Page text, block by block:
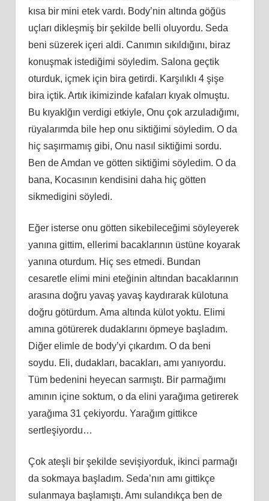
kısa bir mini etek vardı. Body’nin altında göğüs
uçları dikleşmiş bir şekilde belli oluyordu. Seda
beni süzerek içeri aldi. Canımın sıkıldığını, biraz
konuşmak istediğimi söyledim. Salona geçtik
oturduk, içmek için bira getirdi. Karşılıklı 4 şişe
bira içtik. Artık ikimizinde kafaları kıyak olmuştu.
Bu kıyaklğın verdigi etkiyle, Onu çok arzuladığımı,
rüyalarımda bile hep onu siktiğimi söyledim. O da
hiç saşırmamış gibi, Onu nasıl siktiğimi sordu.
Ben de Amdan ve götten siktiğimi söyledim. O da
bana, Kocasının kendisini daha hiç götten
sikmedigini söyledi.
Eğer isterse onu götten sikebileceğimi söyleyerek
yanına gittim, ellerimi bacaklarının üstüne koyarak
yanına oturdum. Hiç ses etmedi. Bundan
cesaretle elimi mini eteğinin altından bacaklarının
arasına doğru yavaş yavaş kaydırarak külotuna
doğru götürdum. Ama altında külot yoktu. Elimi
amına götürerek dudaklarını öpmeye başladım.
Diğer elimle de body’yi çıkardım. O da beni
soydu. Eli, dudakları, bacakları, amı yanıyordu.
Tüm bedenini heyecan sarmıştı. Bir parmağımı
amının içine soktum, o da elini yarağıma getirerek
yarağıma 31 çekiyordu. Yarağım gittikce
sertleşiyordu…
Çok ateşli bir şekilde sevişiyorduk, ikinci parmağı
da sokmaya başladım. Seda’nın amı gittikçe
sulanmaya başlamıştı. Amı sulandıkça ben de